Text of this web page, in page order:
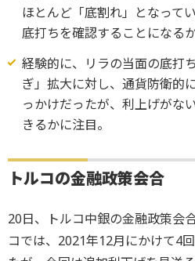
ほとんど「底割れ」となって
底打ちを確認することになる
経験的に、リラの当面の底打
ぎ」拡大に対し、通貨防衛的
っかけだったが、利上げがな
きるかに注目。
トルコの金融政策会合
20日、トルコ中銀の金融政策会
コでは、2021年12月にかけて4